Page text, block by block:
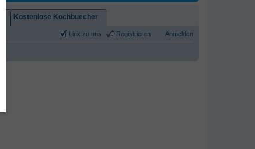
Kostenlose Kochbuecher
Anmelden
Registrieren
Link zu uns